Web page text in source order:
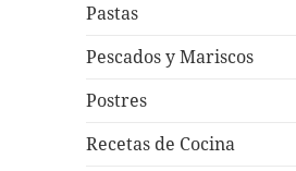
Pastas
Pescados y Mariscos
Postres
Recetas de Cocina